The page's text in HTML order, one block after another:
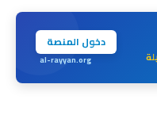
دخول المنصة
al-rayyan.org